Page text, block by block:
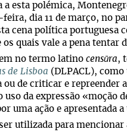
a esta polémica,
dia 11 de março, no
cena política portuguesa
os quais vale a pena tentar
no termo latino censūra,
de Lisboa (DLPACL),
de criticar e repreender
da expressão «moção
uma ação e apresentada a
utilizada para